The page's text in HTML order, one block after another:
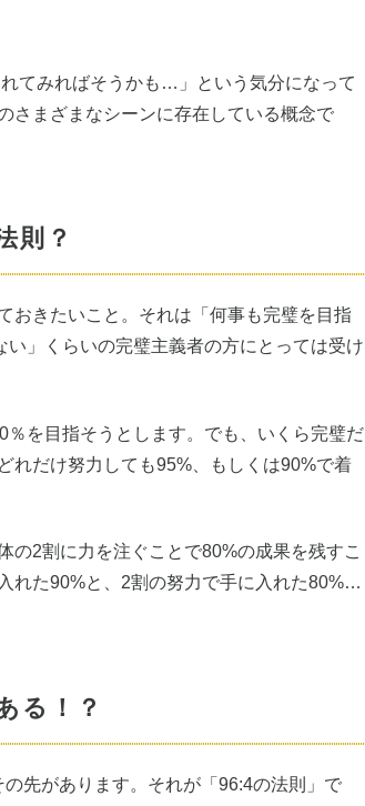
てみればそうかも…」という気分になって
さまざまなシーンに存在している概念で
則？
おきたいこと。それは「何事も完璧を目指
」くらいの完璧主義者の方にとっては受け
を目指そうとします。でも、いくら完璧だ
れだけ努力しても95%、もしくは90%で着
の2割に力を注ぐことで80%の成果を残すこ
れた90%と、2割の努力で手に入れた80%…
る！？
先があります。それが「96:4の法則」で